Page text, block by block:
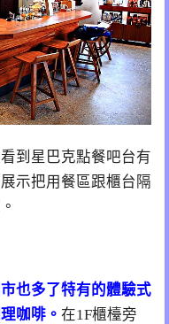
到星巴克點餐吧台有
示把用餐區跟櫃台隔
也多了特有的體驗式
咖啡。 在1F櫃檯旁